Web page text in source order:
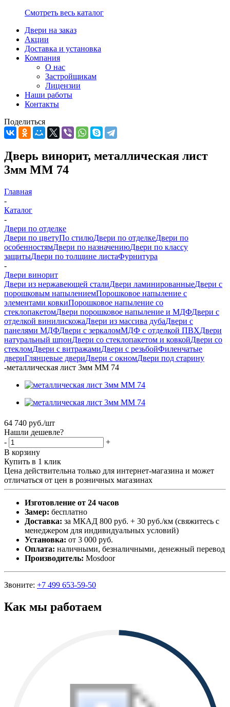
Смотреть весь каталог
Двери на заказ
Акции
Доставка и установка
Компания
О нас
Застройщикам
Лицензии
Наши работы
Контакты
Поделиться
Дверь винорит, металлическая лист
3мм ММ 74
Главная
-
Каталог
-
Двери по отделке
Двери по цветуПо стилюДвери по отделкеДвери по
особенностямДвери по назначениюДвери по классу
защитыДвери по толщине листаФурнитура
-
Двери винорит
Двери из нержавеющей сталиДвери ламинированныеДвери с
порошковым напылениемПорошковое напыление с
элементами ковкиПорошковое напыление со
стеклопакетомДвери порошковое напыление и МДФДвери с
отделкой винилискожаДвери из массива дубаДвери с
панелями МДФДвери с зеркаломМДФ с отделкой ПВХДвери
натуральный шпонДвери со стеклопакетом и ковкойДвери со
стекломДвери с витражамиДвери с резьбойФиленчатые
двериГлянцевые двериДвери с окномДвери под старину
-металлическая лист 3мм ММ 74
64 740 руб./шт
Нашли дешевле?
-
+
В корзину
Купить в 1 клик
Цена действительна только для интернет-магазина и может
отличаться от цен в розничных магазинах
Изготовление от 24 часов
Замер: бесплатно
Доставка: за МКАД 800 руб. + 30 руб./км (свяжитесь с
менеджером для индивидуальных условий)
Установка: от 3 000 руб.
Оплата: наличными, безналичными, денежный перевод
Производитель: Mosdoor
Звоните: +7 499 653-59-50
Как мы работаем